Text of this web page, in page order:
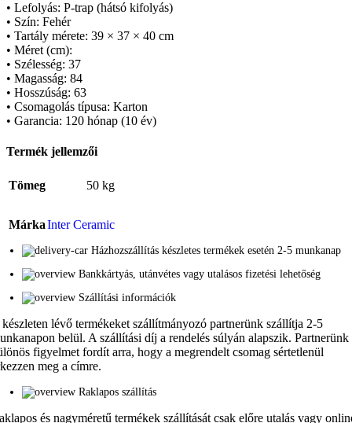
• Lefolyás: P-trap (hátsó kifolyás)
• Szín: Fehér
• Tartály mérete: 39 × 37 × 40 cm
• Méret (cm):
• Szélesség: 37
• Magasság: 84
• Hosszúság: 63
• Csomagolás típusa: Karton
• Garancia: 120 hónap (10 év)
Termék jellemzői
Tömeg 50 kg
MárkaInter Ceramic
Házhozszállítás készletes termékek esetén 2-5 munkanap
Bankkártyás, utánvétes vagy utalásos fizetési lehetőség
Szállítási információk
lévő termékeket szállítmányozó partnerünk szállítja 2-5
belül. A szállítási díj a rendelés súlyán alapszik. Partnerünk
figyelmet fordít arra, hogy a megrendelt csomag sértetlenül
meg a címre.
Raklapos szállítás
és nagyméretű termékek szállítását csak előre utalás vagy